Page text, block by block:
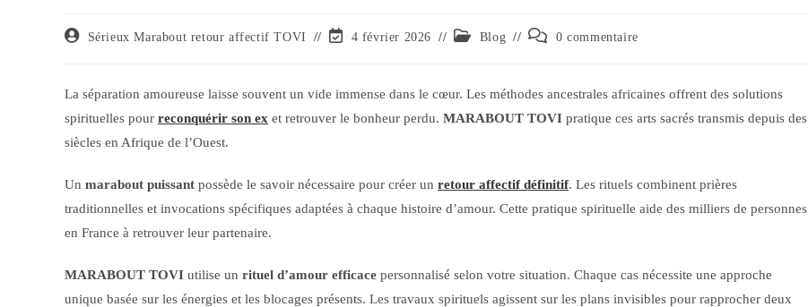
Sérieux Marabout retour affectif TOVI 4 février 2026 Blog 0 commentaire
La séparation amoureuse laisse souvent un vide immense dans le cœur. Les méthodes ancestrales africaines offrent des solutions
spirituelles pour reconquérir son ex et retrouver le bonheur perdu. MARABOUT TOVI pratique ces arts sacrés transmis depuis des
siècles en Afrique de l’Ouest.
Un marabout puissant possède le savoir nécessaire pour créer un retour affectif définitif. Les rituels combinent prières
traditionnelles et invocations spécifiques adaptées à chaque histoire d’amour. Cette pratique spirituelle aide des milliers de personnes
en France à retrouver leur partenaire.
MARABOUT TOVI utilise un rituel d’amour efficace personnalisé selon votre situation. Chaque cas nécessite une approche
unique basée sur les énergies et les blocages présents. Les travaux spirituels agissent sur les plans invisibles pour rapprocher deux